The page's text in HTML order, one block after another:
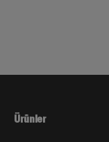
Ürünler